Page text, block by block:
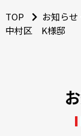
TOP お知らせ
中村区 K様邸